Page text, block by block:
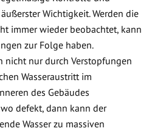
Wichtigkeit. Werden die
immer wieder beobachtet, kann
zur Folge haben.
nicht nur durch Verstopfungen
Wasseraustritt im
des Gebäudes
defekt, dann kann der
Wasser zu massiven